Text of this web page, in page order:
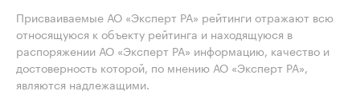
Присваиваемые АО «Эксперт РА» рейтинги отражают всю
относящуюся к объекту рейтинга и находящуюся в
распоряжении АО «Эксперт РА» информацию, качество и
достоверность которой, по мнению АО «Эксперт РА»,
являются надлежащими.